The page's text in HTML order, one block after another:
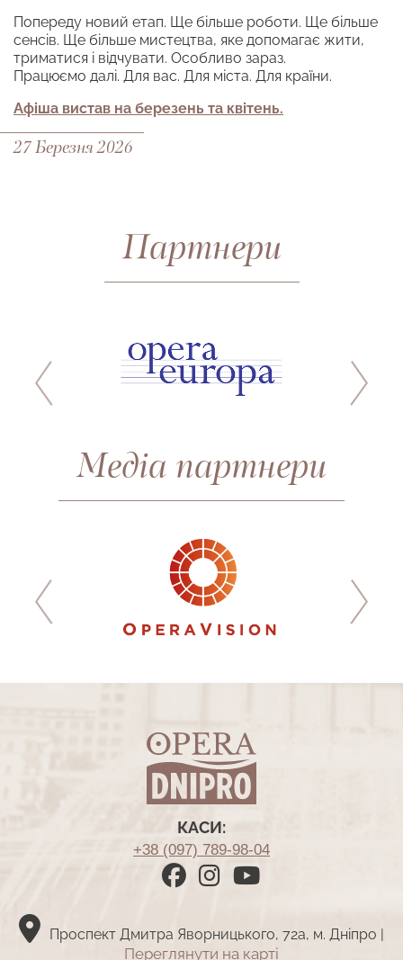
Попереду новий етап. Ще більше роботи. Ще більше
сенсів. Ще більше мистецтва, яке допомагає жити,
триматися і відчувати. Особливо зараз.
Працюємо далі. Для вас. Для міста. Для країни.
Афіша вистав на березень та квітень.
27 Березня 2026
Партнери
Медіа партнери
КАСИ:
+38 (097) 789-98-04
Проспект Дмитра Яворницького, 72а, м. Дніпро |
Переглянути на картi